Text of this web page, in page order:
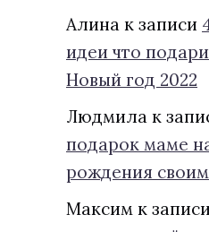
Алина к записи
идеи что
Новый год 2022
Людмила к
подарок маме
рождения
Максим к